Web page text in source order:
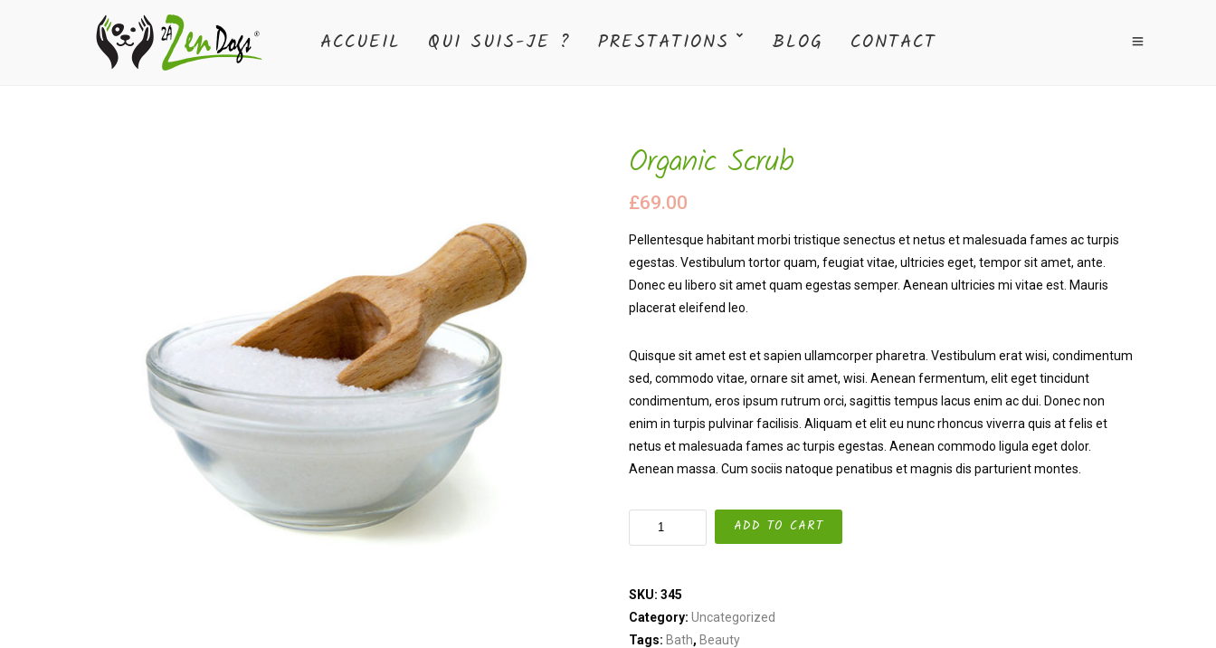
ACCUEIL QUI SUIS-JE ? PRESTATIONS BLOG CONTACT
Organic Scrub
£69.00
Pellentesque habitant morbi tristique senectus et netus et malesuada fames ac turpis
egestas. Vestibulum tortor quam, feugiat vitae, ultricies eget, tempor sit amet, ante.
Donec eu libero sit amet quam egestas semper. Aenean ultricies mi vitae est. Mauris
placerat eleifend leo.
Quisque sit amet est et sapien ullamcorper pharetra. Vestibulum erat wisi, condimentum
sed, commodo vitae, ornare sit amet, wisi. Aenean fermentum, elit eget tincidunt
condimentum, eros ipsum rutrum orci, sagittis tempus lacus enim ac dui. Donec non
enim in turpis pulvinar facilisis. Aliquam et elit eu nunc rhoncus viverra quis at felis et
netus et malesuada fames ac turpis egestas. Aenean commodo ligula eget dolor.
Aenean massa. Cum sociis natoque penatibus et magnis dis parturient montes.
Organic
Scrub
ADD TO CART
SKU:345
Category:Uncategorized
Tags: Bath, Beauty